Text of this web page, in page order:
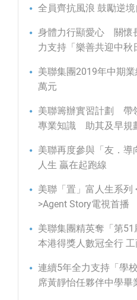
全員齊抗風浪 鼓勵逆境
身體力行顯愛心 關懷
力支持「樂善共迎中秋
美聯集團2019年中期
萬元
美聯籌辦實習計劃 帶
專業知識 助其及早規
美聯再度參與「友．導
人生 贏在起跑線
美聯「置」富人生系列
>Agent Story電視首播
美聯集團精英奪「第
本港得獎人數冠全行
連續5年全力支持「學
席黃靜怡任夥伴中學畢